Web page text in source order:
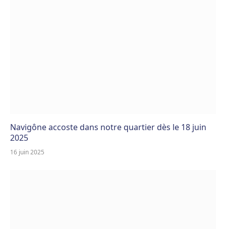
Navigône accoste dans notre quartier dès le 18 juin
2025
16 juin 2025